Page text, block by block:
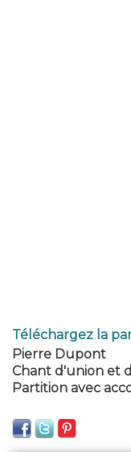
Téléchargez la
Pierre Dupont
Chant d'union et
Partition avec